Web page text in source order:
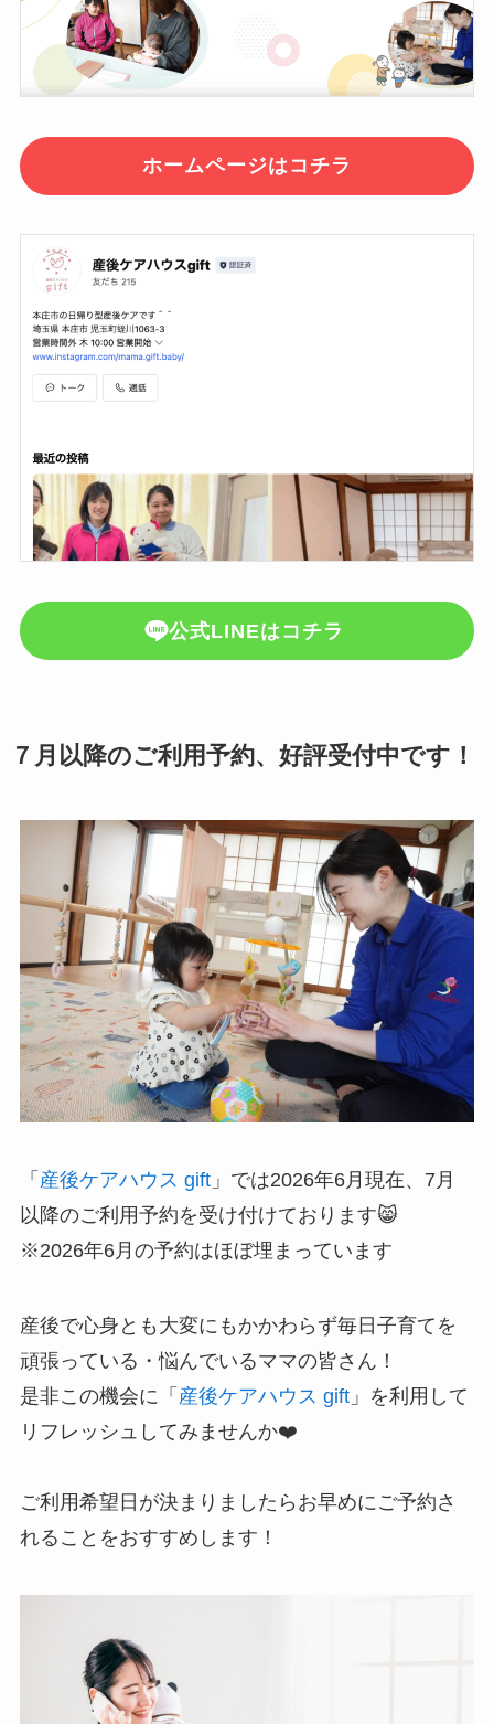
ホームページはコチラ
公式LINEはコチラ
７月以降のご利用予約、好評受付中です！
「 産後ケアハウス gift」では2026年6月現在、7月
以降のご利用予約を受け付けております😸
※2026年6月の予約はほぼ埋まっています
産後で心身とも大変にもかかわらず毎日子育てを
頑張っている・悩んでいるママの皆さん！
是非この機会に「 産後ケアハウス gift」を利用して
リフレッシュしてみませんか❤️
ご利用希望日が決まりましたらお早めにご予約さ
れることをおすすめします！